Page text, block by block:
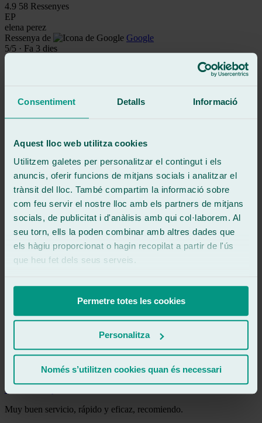
Consentiment Detalls Informació
Aquest lloc web utilitza cookies
Utilitzem galetes per personalitzar el contingut i els
anuncis, oferir funcions de mitjans socials i analitzar el
trànsit del lloc. També compartim la informació sobre
com feu servir el nostre lloc amb els partners de mitjans
socials, de publicitat i d'anàlisis amb qui col·laborem. Al
seu torn, ells la poden combinar amb altres dades que
els hàgiu proporcionat o hagin recopilat a partir de l'ús
que heu fet dels seus serveis.
Permetre totes les cookies
Personalitza
Només s’utilitzen cookies quan és necessari
4.9 58 Ressenyes
EP
elena perez
Ressenya de
Google
5/5 · Fa 3 dies
Veure ressenya
Ha sido un servicio excepcional, profesional rápido y además una
Volveré y los recomendaré
Fdo
Veure ressenya
YS
yonathan santana
Ressenya de
Google
/5· Fa 1 setmana
Veure ressenya
Buen servicio y muy amables, un saludo a Borja y kevin.
Veure ressenya
ainara medina
/5· Fa 1 setmana
Buen servicio?
KH
kevin hernandez
Ressenya de
Google
Veure ressenya
Muy buen servicio, rápido y eficaz, recomiendo.